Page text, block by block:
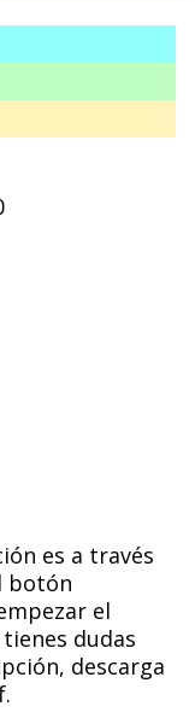
es a través
botón
el
dudas
descarga